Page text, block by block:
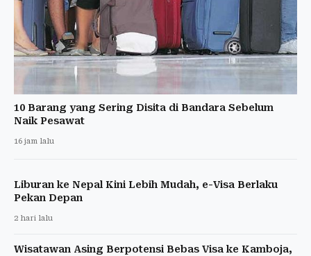
10 Barang yang Sering Disita di Bandara Sebelum
Naik Pesawat
16 jam lalu
Liburan ke Nepal Kini Lebih Mudah, e-Visa Berlaku
Pekan Depan
2 hari lalu
Wisatawan Asing Berpotensi Bebas Visa ke Kamboja,